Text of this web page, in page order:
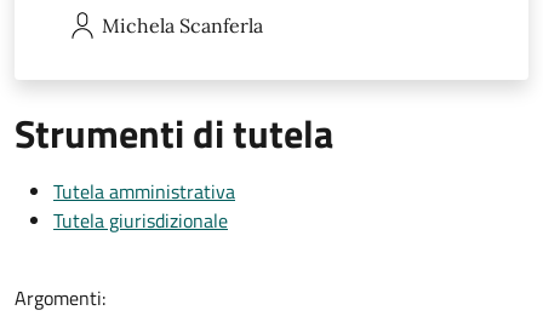
Michela Scanferla
Strumenti di tutela
Tutela amministrativa
Tutela giurisdizionale
Argomenti: